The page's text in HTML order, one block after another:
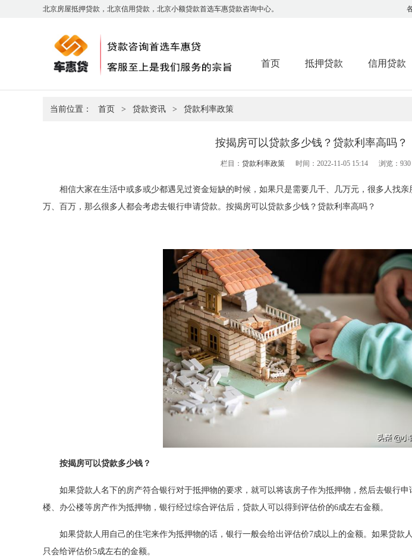
北京房屋抵押贷款，北京信用贷款，北京小额贷款首选车惠贷款咨询中心。
首页 抵押贷款 信用贷款
当前位置： 首页 > 贷款资讯 > 贷款利率政策
按揭房可以贷款多少钱？贷款利率高吗？
栏目： 贷款利率政策 时间：2022-11-05 15:14 浏览： 930
相信大家在生活中或多或少都遇见过资金短缺的时候，如果只是需要几千、几万元，很多人找
万、百万，那么很多人都会考虑去银行申请贷款。按揭房可以贷款多少钱？贷款利率高吗？
按揭房可以贷款多少钱？
如果贷款人名下的房产符合银行对于抵押物的要求，就可以将该房子作为抵押物，然后去银行
楼、办公楼等房产作为抵押物，银行经过综合评估后，贷款人可以得到评估价的6成左右金额。
如果贷款人用自己的住宅来作为抵押物的话，银行一般会给出评估价7成以上的金额。如果贷款
只会给评估价5成左右的金额。